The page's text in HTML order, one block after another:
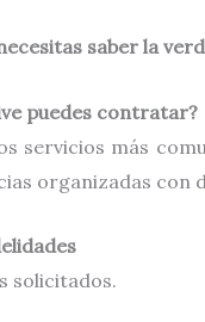
saber la
puedes contratar?
servicios más
organizadas con
solicitados.